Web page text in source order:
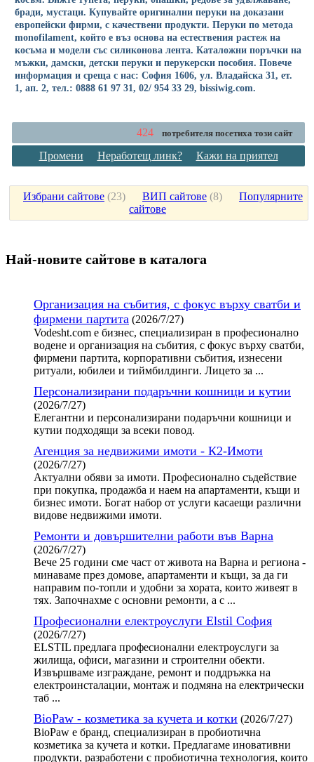
бради, мустаци. Купувайте оригинални перуки на доказани
европейски фирми, с качествени продукти. Перуки по метода
monofilament, който е въз основа на естествения растеж на
косъма и модели със силиконова лента. Каталожни поръчки на
мъжки, дамски, детски перуки и перукерски пособия. Повече
информация и среща с нас: София 1606, ул. Владайска 31, ет.
1, ап. 2, тел.: 0888 61 97 31, 02/ 954 33 29, bissiwig.com.
424 потребителя посетиха този сайт
Промени Неработещ линк? Кажи на приятел
Избрани сайтове (23) ВИП сайтове (8) Популярните
сайтове
Най-новите сайтoве в каталога
Организация на събития, с фокус върху сватби и
фирмени партита (2026/7/27)
Vodesht.com е бизнес, специализиран в професионално
водене и организация на събития, с фокус върху сватби,
фирмени партита, корпоративни събития, изнесени
ритуали, юбилеи и тиймбилдинги. Лицето за ...
Персонализирани подаръчни кошници и кутии
(2026/7/27)
Елегантни и персонализирани подаръчни кошници и
кутии подходящи за всеки повод.
Агенция за недвижими имоти - К2-Имоти
(2026/7/27)
Актуални обяви за имоти. Професионално съдействие
при покупка, продажба и наем на апартаменти, къщи и
бизнес имоти. Богат набор от услуги касаещи различни
видове недвижими имоти.
Ремонти и довършителни работи във Варна
(2026/7/27)
Вече 25 години сме част от живота на Варна и региона -
минаваме през домове, апартаменти и къщи, за да ги
направим по-топли и удобни за хората, които живеят в
тях. Започнахме с основни ремонти, а с ...
Професионални електроуслуги Elstil София
(2026/7/27)
ELSTIL предлага професионални електроуслуги за
жилища, офиси, магазини и строителни обекти.
Извършваме изграждане, ремонт и поддръжка на
електроинсталации, монтаж и подмяна на електрически
таб ...
BioPaw - козметика за кучета и котки (2026/7/27)
BioPaw е бранд, специализиран в пробиотична
козметика за кучета и котки. Предлагаме иновативни
продукти, разработени с пробиотична технология, които